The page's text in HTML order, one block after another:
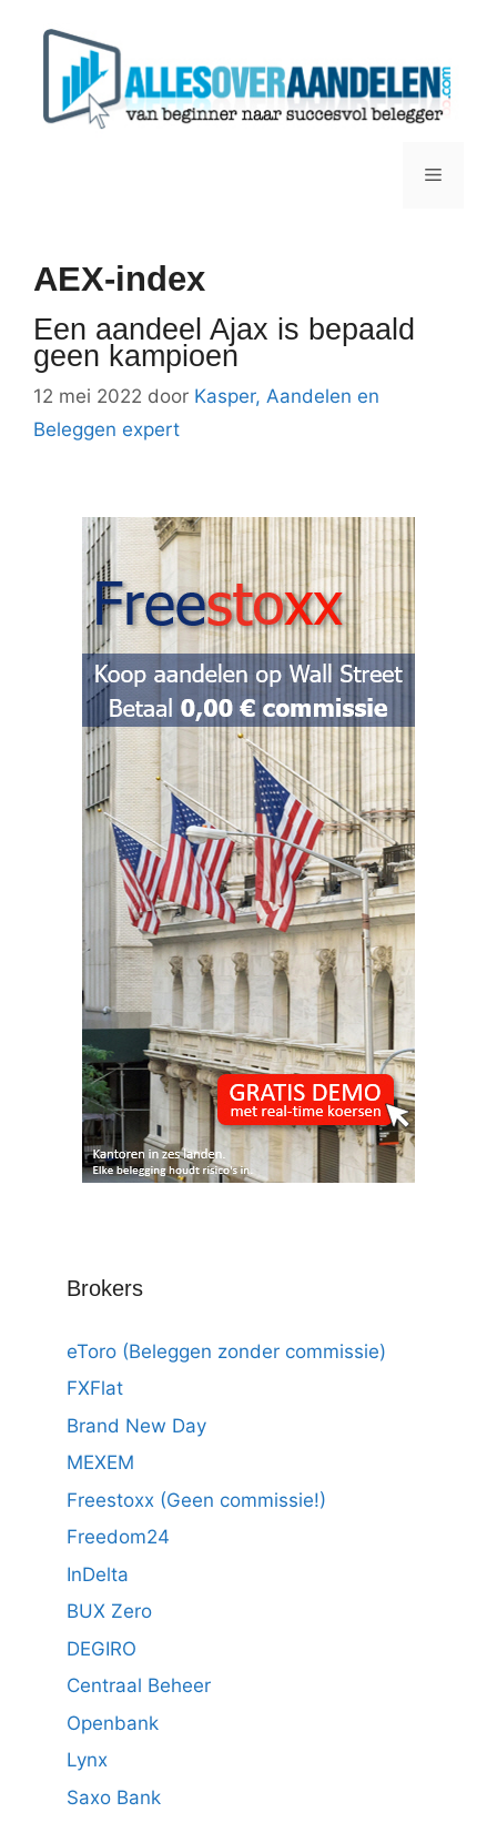
Menu
AEX-index
Een aandeel Ajax is bepaald
geen kampioen
12 mei 2022 door Kasper, Aandelen en
Beleggen expert
Brokers
eToro (Beleggen zonder commissie)
FXFlat
Brand New Day
MEXEM
Freestoxx (Geen commissie!)
Freedom24
InDelta
BUX Zero
DEGIRO
Centraal Beheer
Openbank
Lynx
Saxo Bank